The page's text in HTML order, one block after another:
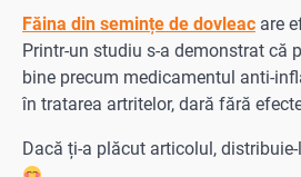
Făina din semințe de dovleac are
Printr-un studiu s-a demonstrat că
bine precum medicamentul anti-
în tratarea artritelor, dară fără
Dacă ți-a plăcut articolul,